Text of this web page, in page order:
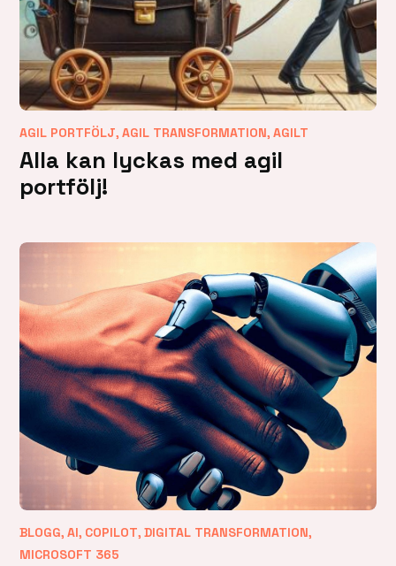
AGIL PORTFÖLJ,AGIL TRANSFORMATION,AGILT
Alla kan lyckas med agil
portfölj!
BLOGG,AI, COPILOT,DIGITAL TRANSFORMATION,
MICROSOFT 365